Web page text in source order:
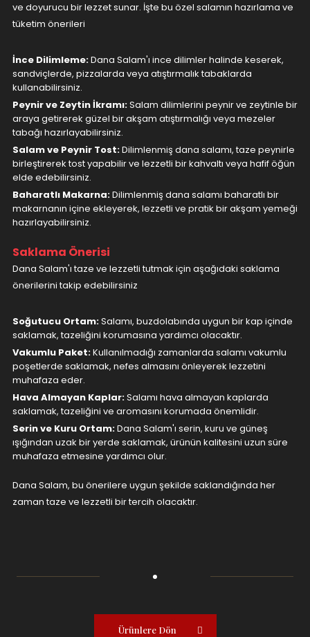
ve doyurucu bir lezzet sunar. İşte bu özel salamın hazırlama ve
tüketim önerileri
İnce Dilimleme:Dana Salam'ı ince dilimler halinde keserek,
sandviçlerde, pizzalarda veya atıştırmalık tabaklarda
kullanabilirsiniz.
Peynir ve Zeytin İkramı:Salam dilimlerini peynir ve zeytinle bir
araya getirerek güzel bir akşam atıştırmalığı veya mezeler
tabağı hazırlayabilirsiniz.
Salam ve Peynir Tost:Dilimlenmiş dana salamı, taze peynirle
birleştirerek tost yapabilir ve lezzetli bir kahvaltı veya hafif öğün
elde edebilirsiniz.
Baharatlı Makarna:Dilimlenmiş dana salamı baharatlı bir
makarnanın içine ekleyerek, lezzetli ve pratik bir akşam yemeği
hazırlayabilirsiniz.
Saklama Önerisi
Dana Salam'ı taze ve lezzetli tutmak için aşağıdaki saklama
önerilerini takip edebilirsiniz
Soğutucu Ortam:Salamı, buzdolabında uygun bir kap içinde
saklamak, tazeliğini korumasına yardımcı olacaktır.
Vakumlu Paket:Kullanılmadığı zamanlarda salamı vakumlu
poşetlerde saklamak, nefes almasını önleyerek lezzetini
muhafaza eder.
Hava Almayan Kaplar:Salamı hava almayan kaplarda
saklamak, tazeliğini ve aromasını korumada önemlidir.
Serin ve Kuru Ortam:Dana Salam'ı serin, kuru ve güneş
ışığından uzak bir yerde saklamak, ürünün kalitesini uzun süre
muhafaza etmesine yardımcı olur.
Dana Salam, bu önerilere uygun şekilde saklandığında her
zaman taze ve lezzetli bir tercih olacaktır.
Ürünlere Dön